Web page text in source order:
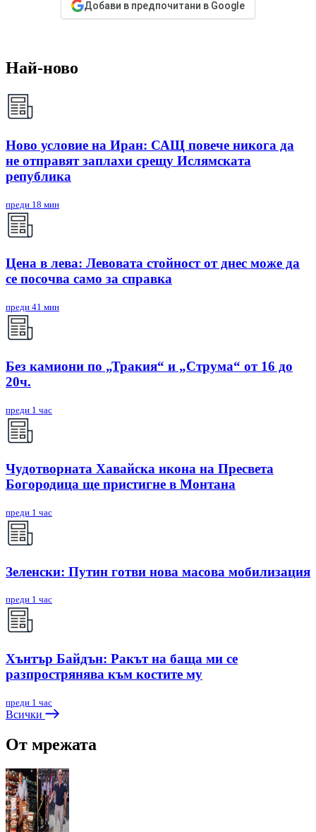
Добави в предпочитани в Google
Най-ново
Ново условие на Иран: САЩ повече никога да
не отправят заплахи срещу Ислямската
република
преди 18 мин
Цена в лева: Левовата стойност от днес може да
се посочва само за справка
преди 41 мин
Без камиони по „Тракия“ и „Струма“ от 16 до
20ч.
преди 1 час
Чудотворната Хавайска икона на Пресвета
Богородица ще пристигне в Монтана
преди 1 час
Зеленски: Путин готви нова масова мобилизация
преди 1 час
Хънтър Байдън: Ракът на баща ми се
разпрострянява към костите му
преди 1 час
Всички
От мрежата